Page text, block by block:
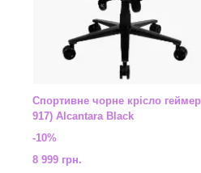
Спортивне чорне крісло
917) Alcantara Black
-10%
8 999 грн.